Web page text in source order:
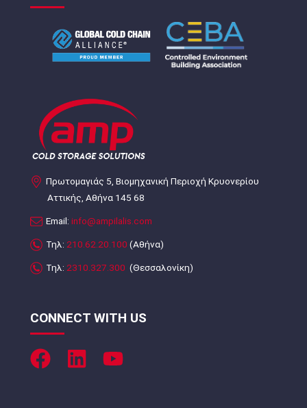
Πρωτομαγιάς 5, Βιομηχανική Περιοχή Κρυονερίου
Αττικής, Αθήνα 145 68
Email: info@ampilalis.com
Τηλ: 210.62.20.100 (Αθήνα)
Τηλ: 2310.327.300 (Θεσσαλονίκη)
CONNECT WITH US